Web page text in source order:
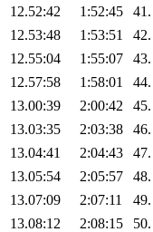
12.52:42
1:52:45 41.
12.53:48
1:53:51 42.
12.55:04
1:55:07 43.
12.57:58
1:58:01 44.
13.00:39
2:00:42 45.
13.03:35
2:03:38 46.
13.04:41
2:04:43 47.
13.05:54
2:05:57 48.
13.07:09
2:07:11 49.
13.08:12
2:08:15 50.